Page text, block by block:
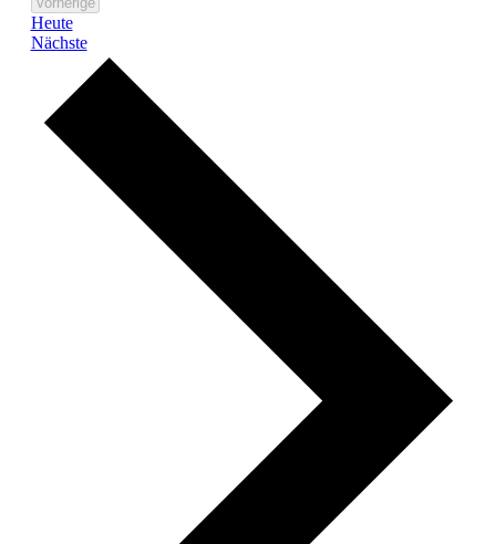
Heute
NächsteVeranstaltungen